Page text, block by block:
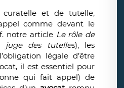
et de tutelle,
comme devant le
notre article Le rôle de
juge des tutelles), les
légale d’être
il est essentiel pour
qui fait appel) de